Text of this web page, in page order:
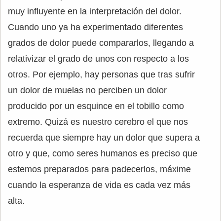
muy influyente en la interpretación del dolor.
Cuando uno ya ha experimentado diferentes
grados de dolor puede compararlos, llegando a
relativizar el grado de unos con respecto a los
otros. Por ejemplo, hay personas que tras sufrir
un dolor de muelas no perciben un dolor
producido por un esquince en el tobillo como
extremo. Quizá es nuestro cerebro el que nos
recuerda que siempre hay un dolor que supera a
otro y que, como seres humanos es preciso que
estemos preparados para padecerlos, máxime
cuando la esperanza de vida es cada vez más
alta.